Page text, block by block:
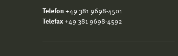
Telefon +49 381 9698-4501
Telefax +49 381 9698-4592